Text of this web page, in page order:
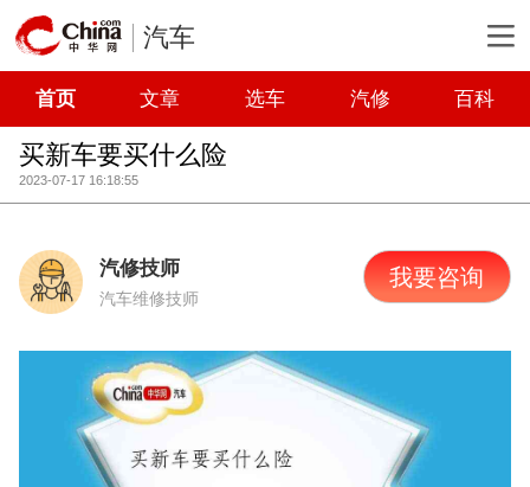
汽车
首页 文章 选车 汽修 百科
买新车要买什么险
2023-07-17 16:18:55
汽修技师
汽车维修技师
我要咨询